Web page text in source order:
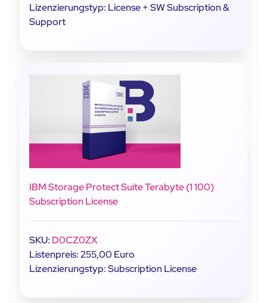
Lizenzierungstyp: License + SW Subscription &
Support
IBM Storage Protect Suite Terabyte (1 100)
Subscription License
SKU: D0CZ0ZX
Listenpreis: 255,00 Euro
Lizenzierungstyp: Subscription License